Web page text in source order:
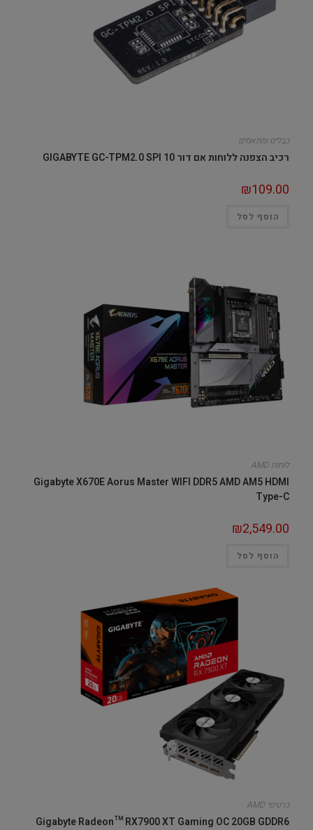
כבלים ומתאמים
רכיב הצפנה ללוחות אם דור 10 GIGABYTE GC-TPM2.0 SPI
₪109.00
הוסף לסל
לוחות AMD
Gigabyte X670E Aorus Master WIFI DDR5 AMD AM5 HDMI
Type-C
₪2,549.00
הוסף לסל
כרטיסי AMD
Gigabyte Radeon™ RX7900 XT Gaming OC 20GB GDDR6